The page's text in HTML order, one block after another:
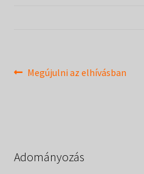
Bejegyzés
Previous
Megújulni az elhívásban
Adományozás